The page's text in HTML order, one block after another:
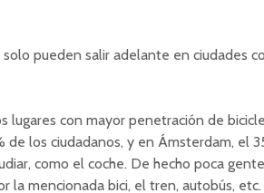
pueden salir adelante en ciudades
lugares con mayor penetración de
de los ciudadanos, y en Ámsterdam, el
como el coche. De hecho poca
la mencionada bici, el tren, autobús, etc.